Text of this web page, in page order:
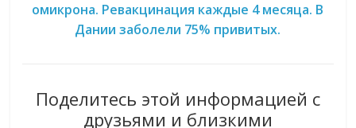
омикрона. Ревакцинация каждые 4 месяца. В
Дании заболели 75% привитых.
Поделитесь этой информацией с
друзьями и близкими